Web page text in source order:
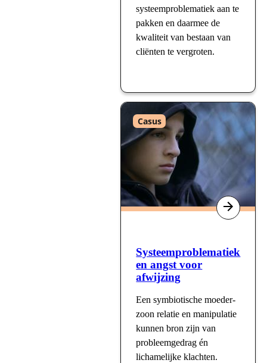
systeemproblematiek aan te
pakken en daarmee de
kwaliteit van bestaan van
cliënten te vergroten.
Systeemproblematiek
en angst voor
afwijzing
Een symbiotische moeder-
zoon relatie en manipulatie
kunnen bron zijn van
probleemgedrag én
lichamelijke klachten.
Type
:
Casus